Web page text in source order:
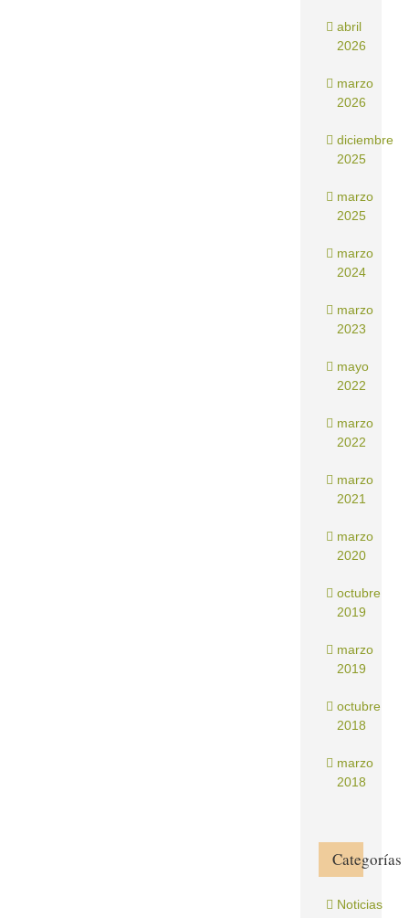
abril
2026
marzo
2026
diciembre
2025
marzo
2025
marzo
2024
marzo
2023
mayo
2022
marzo
2022
marzo
2021
marzo
2020
octubre
2019
marzo
2019
octubre
2018
marzo
2018
Categorías
Noticias